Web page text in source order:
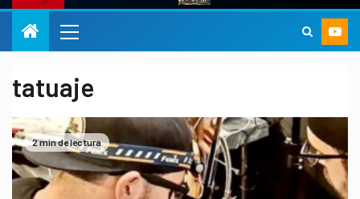
tatuaje
2 min de lectura